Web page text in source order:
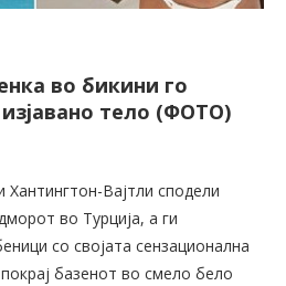
во бикини го
тело (ФОТО)
Вајтли сподели
во Турција, а ги
со својата сензационална
базенот во смело бело